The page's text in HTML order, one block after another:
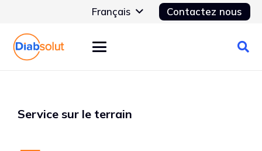
Français Contactez nous
Service sur le terrain